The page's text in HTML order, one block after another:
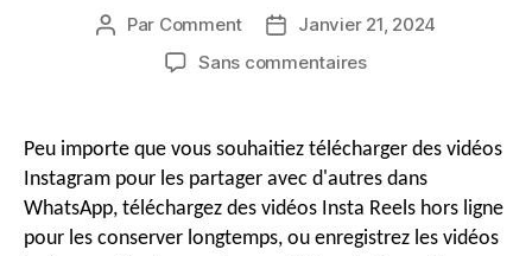
r
Auteur
message
Par Comment
DateJanvier 21, 2024
Sans commentairessur
des
bobines
Instagram
&
Vidéos
Peu importe que vous souhaitiez télécharger des vidéos
Instagram pour les partager avec d'autres dans
WhatsApp, téléchargez des vidéos Insta Reels hors ligne
pour les conserver longtemps, ou enregistrez les vidéos